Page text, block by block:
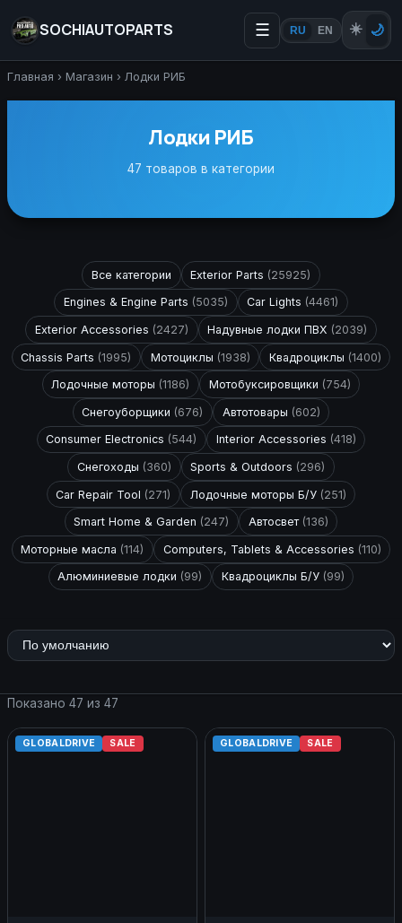
SOCHIAUTOPARTS ☰ RU EN ☀️ 🌙
Главная › Магазин › Лодки РИБ
Лодки РИБ
47 товаров в категории
Все категории Exterior Parts (25925)
Engines & Engine Parts (5035) Car Lights (4461)
Exterior Accessories (2427) Надувные лодки ПВХ (2039)
Chassis Parts (1995) Мотоциклы (1938) Квадроциклы (1400)
Лодочные моторы (1186) Мотобуксировщики (754)
Снегоуборщики (676) Автотовары (602)
Consumer Electronics (544) Interior Accessories (418)
Снегоходы (360) Sports & Outdoors (296)
Car Repair Tool (271) Лодочные моторы Б/У (251)
Smart Home & Garden (247) Автосвет (136)
Моторные масла (114) Computers, Tablets & Accessories (110)
Алюминиевые лодки (99) Квадроциклы Б/У (99)
Показано 47 из 47
GLOBALDRIVE SALE GLOBALDRIVE SALE